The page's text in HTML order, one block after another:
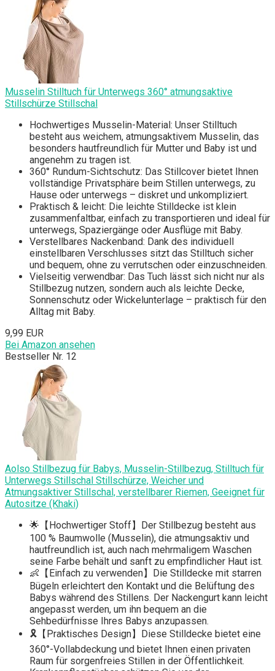
Musselin Stilltuch für Unterwegs 360° atmungsaktive
Stillschürze Stillschal
Hochwertiges Musselin-Material: Unser Stilltuch
besteht aus weichem, atmungsaktivem Musselin, das
besonders hautfreundlich für Mutter und Baby ist und
angenehm zu tragen ist.
360° Rundum-Sichtschutz: Das Stillcover bietet Ihnen
vollständige Privatsphäre beim Stillen unterwegs, zu
Hause oder unterwegs – diskret und unkompliziert.
Praktisch & leicht: Die leichte Stilldecke ist klein
zusammenfaltbar, einfach zu transportieren und ideal für
unterwegs, Spaziergänge oder Ausflüge mit Baby.
Verstellbares Nackenband: Dank des individuell
einstellbaren Verschlusses sitzt das Stilltuch sicher
und bequem, ohne zu verrutschen oder einzuschneiden.
Vielseitig verwendbar: Das Tuch lässt sich nicht nur als
Stillbezug nutzen, sondern auch als leichte Decke,
Sonnenschutz oder Wickelunterlage – praktisch für den
Alltag mit Baby.
9,99 EUR
Bei Amazon ansehen
Bestseller Nr. 12
Aolso Stillbezug für Babys, Musselin-Stillbezug, Stilltuch für
Unterwegs Stillschal Stillschürze, Weicher und
Atmungsaktiver Stillschal, verstellbarer Riemen, Geeignet für
Autositze (Khaki)
🌟【Hochwertiger Stoff】Der Stillbezug besteht aus
100 % Baumwolle (Musselin), die atmungsaktiv und
hautfreundlich ist, auch nach mehrmaligem Waschen
seine Farbe behält und sanft zu empfindlicher Haut ist.
👶【Einfach zu verwenden】Die Stilldecke mit starren
Bügeln erleichtert den Kontakt und die Belüftung des
Babys während des Stillens. Der Nackengurt kann leicht
angepasst werden, um ihn bequem an die
Sehbedürfnisse Ihres Babys anzupassen.
🎗️【Praktisches Design】Diese Stilldecke bietet eine
360°-Vollabdeckung und bietet Ihnen einen privaten
Raum für sorgenfreies Stillen in der Öffentlichkeit.